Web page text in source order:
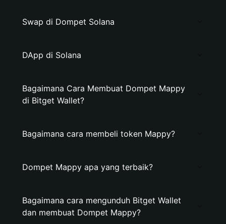
Swap di Dompet Solana
DApp di Solana
Bagaimana Cara Membuat Dompet Mappy
di Bitget Wallet?
Bagaimana cara membeli token Mappy?
Dompet Mappy apa yang terbaik?
Bagaimana cara mengunduh Bitget Wallet
dan membuat Dompet Mappy?